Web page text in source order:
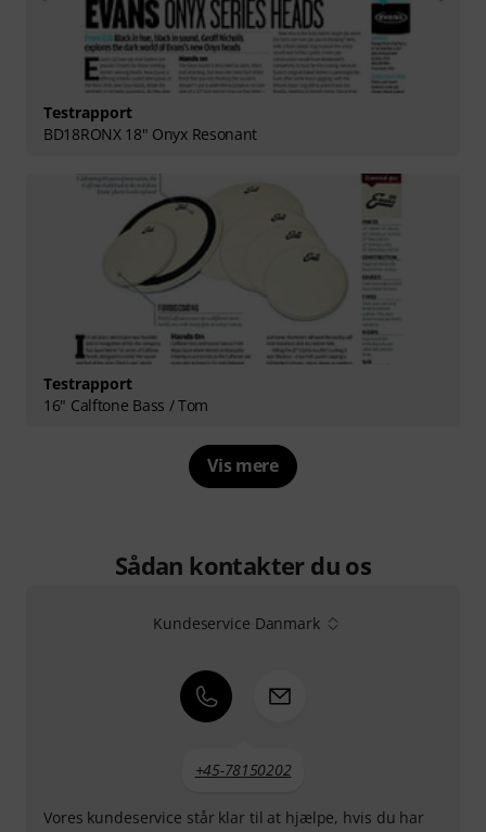
Testrapport
BD18RONX 18" Onyx Resonant
Testrapport
16" Calftone Bass / Tom
Vis mere
Sådan kontakter du os
Kundeservice Danmark
+45-78150202
Vores kundeservice står klar til at hjælpe, hvis du har